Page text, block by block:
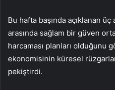
Bu hafta başında açıklanan
arasında sağlam bir güven
harcaması planları olduğunu
ekonomisinin küresel
pekiştirdi.